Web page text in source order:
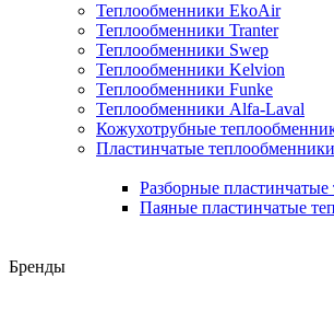
Теплообменники EkoAir
Теплообменники Tranter
Теплообменники Swep
Теплообменники Kelvion
Теплообменники Funke
Теплообменники Alfa-Laval
Кожухотрубные
Пластинчатые теплообменники
Разборные
Паяные пластинчатые
Бренды